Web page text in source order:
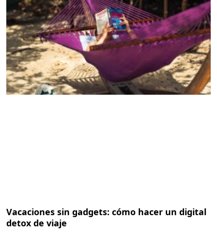
Vacaciones sin gadgets: cómo hacer un digital
detox de viaje